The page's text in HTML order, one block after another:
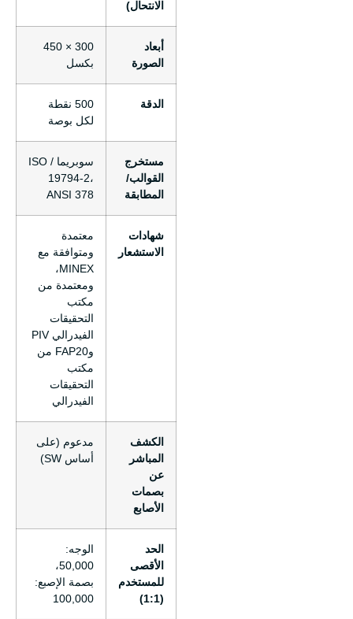
الانتحال)
أبعاد
الصورة
300 × 450
بكسل
الدقة
500 نقطة
لكل بوصة
مستخرج
القوالب/
المطابقة
سوبريما / ISO
19794-2،
ANSI 378
شهادات
الاستشعار
معتمدة
ومتوافقة مع
MINEX،
ومعتمدة من
مكتب
التحقيقات
الفيدرالي PIV
وFAP20 من
مكتب
التحقيقات
الفيدرالي
الكشف
المباشر
عن
بصمات
الأصابع
مدعوم (على
أساس SW)
الحد
الأقصى
للمستخدم
الوجه:
50,000،
بصمة الإصبع:
100,000